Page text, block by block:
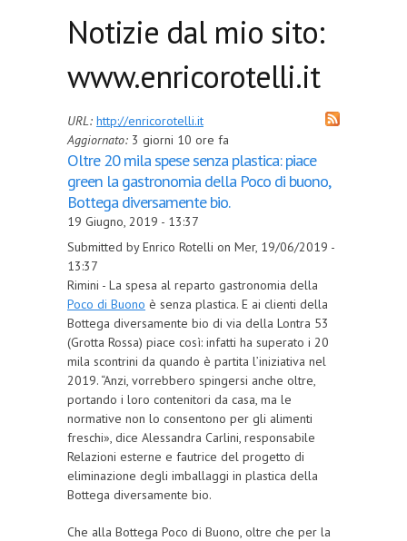
Notizie dal mio sito:
www.enricorotelli.it
URL: http://enricorotelli.it
Aggiornato: 3 giorni 10 ore fa
Oltre 20 mila spese senza plastica: piace
green la gastronomia della Poco di buono,
Bottega diversamente bio.
19 Giugno, 2019 - 13:37
Submitted by Enrico Rotelli on Mer, 19/06/2019 -
13:37
Rimini - La spesa al reparto gastronomia della
Poco di Buono è senza plastica. E ai clienti della
Bottega diversamente bio di via della Lontra 53
(Grotta Rossa) piace così: infatti ha superato i 20
mila scontrini da quando è partita l’iniziativa nel
2019. “Anzi, vorrebbero spingersi anche oltre,
portando i loro contenitori da casa, ma le
normative non lo consentono per gli alimenti
freschi», dice Alessandra Carlini, responsabile
Relazioni esterne e fautrice del progetto di
eliminazione degli imballaggi in plastica della
Bottega diversamente bio.
Che alla Bottega Poco di Buono, oltre che per la